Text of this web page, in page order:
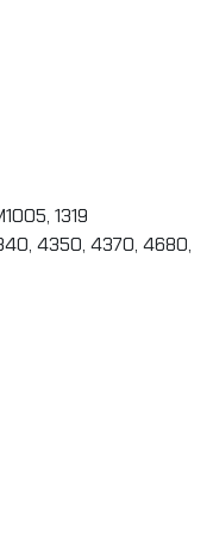
1319
4350, 4370, 4680,